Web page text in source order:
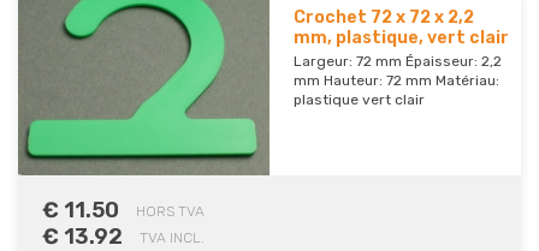
Crochet 72 x 72 x 2,2
mm, plastique, vert clair
Largeur: 72 mm Épaisseur: 2,2
mm Hauteur: 72 mm Matériau:
plastique vert clair
€ 11.50 HORS TVA
€ 13.92 TVA INCL.